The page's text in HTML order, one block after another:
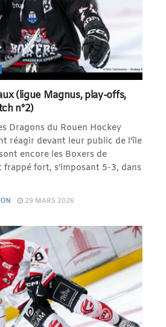
(ligue Magnus, play-offs,
n°2)
Dragons du Rouen Hockey
réagir devant leur public de l'île
encore les Boxers de
fort, s’imposant 5-3, dans
29 MARS 2026